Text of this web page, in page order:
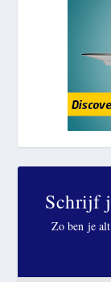
Schrijf
Zo ben je